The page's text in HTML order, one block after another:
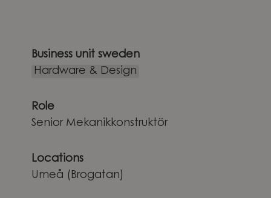
Business unit sweden
Hardware & Design
Role
Senior Mekanikkonstruktör
Locations
Umeå (Brogatan)